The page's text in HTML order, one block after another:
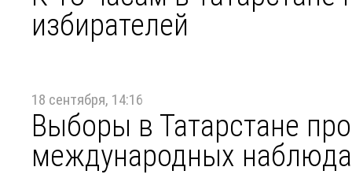
избирателей
18 сентября, 14:16
Выборы в Татарстане
международных